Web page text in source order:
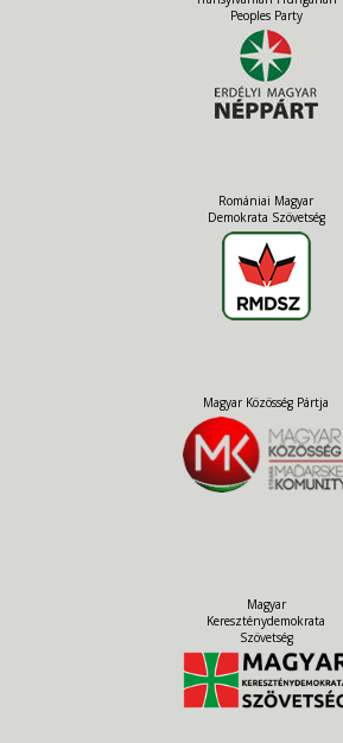
Peoples Party
Romániai Magyar
Demokrata Szövetség
Magyar Közösség Pártja
Magyar
Kereszténydemokrata
Szövetség